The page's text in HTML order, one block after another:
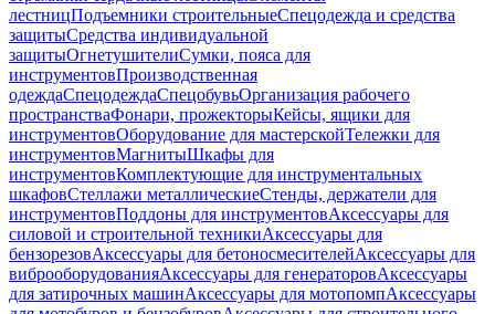
лестницПодъемники строительныеСпецодежда и средства
защитыСредства индивидуальной
защитыОгнетушителиСумки, пояса для
инструментовПроизводственная
одеждаСпецодеждаСпецобувьОрганизация рабочего
пространстваФонари, прожекторыКейсы, ящики для
инструментовОборудование для мастерскойТележки для
инструментовМагнитыШкафы для
инструментовКомплектующие для инструментальных
шкафовСтеллажи металлическиеСтенды, держатели для
инструментовПоддоны для инструментовАксессуары для
силовой и строительной техникиАксессуары для
бензорезовАксессуары для бетоносмесителейАксессуары для
виброоборудованияАксессуары для генераторовАксессуары
для затирочных машинАксессуары для мотопомпАксессуары